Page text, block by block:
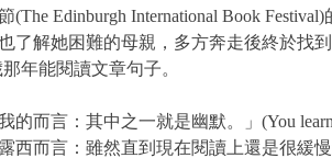
Edinburgh International Book
了解她困難的母親，多方奔走後終於找
年能閱讀文章句子。
而言：其中之一就是幽默。」(You learn
西而言：雖然直到現在閱讀上還是很緩